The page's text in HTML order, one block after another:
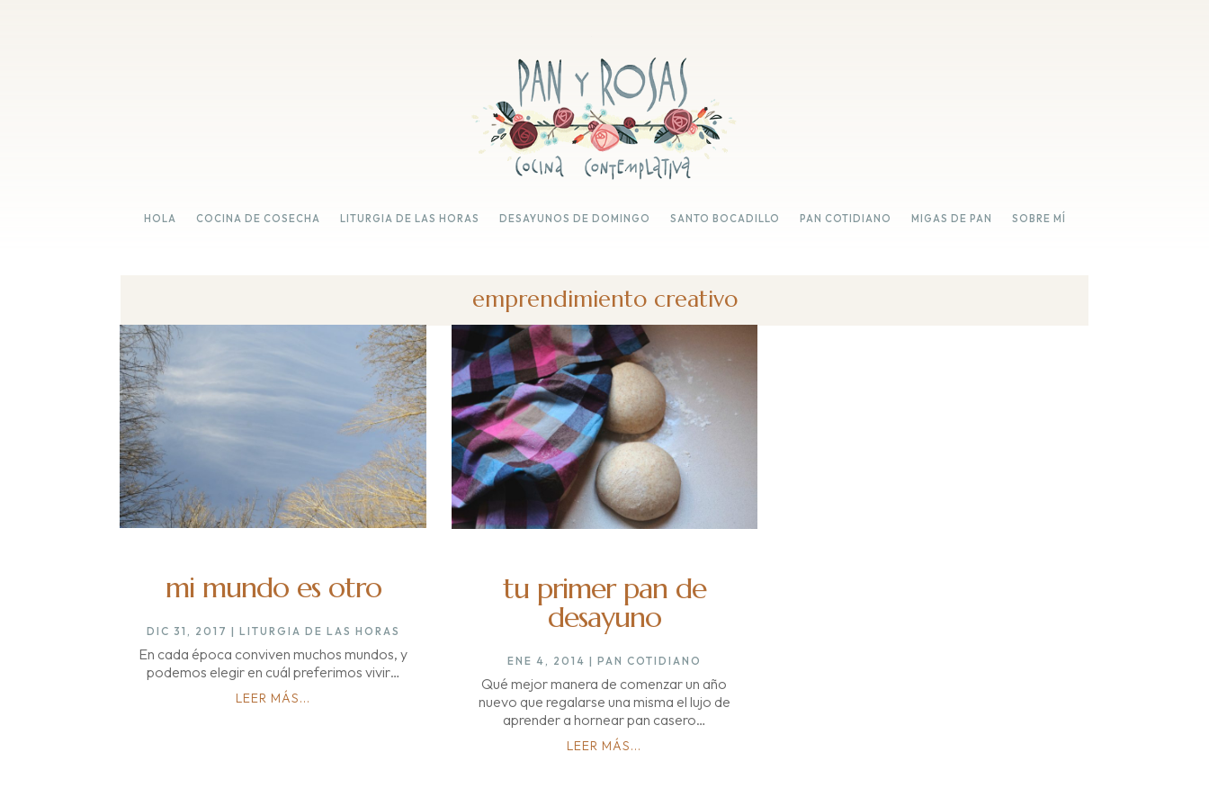
HOLA COCINA DE COSECHA LITURGIA DE LAS HORAS DESAYUNOS DE DOMINGO SANTO BOCADILLO PAN COTIDIANO MIGAS DE PAN SOBRE MÍ
emprendimiento creativo
mi mundo es otro
DIC 31, 2017 | LITURGIA DE LAS HORAS
En cada época conviven muchos mundos, y
podemos elegir en cuál preferimos vivir…
LEER MÁS...
tu primer pan de
desayuno
ENE 4, 2014 | PAN COTIDIANO
Qué mejor manera de comenzar un año
nuevo que regalarse una misma el lujo de
aprender a hornear pan casero…
LEER MÁS...